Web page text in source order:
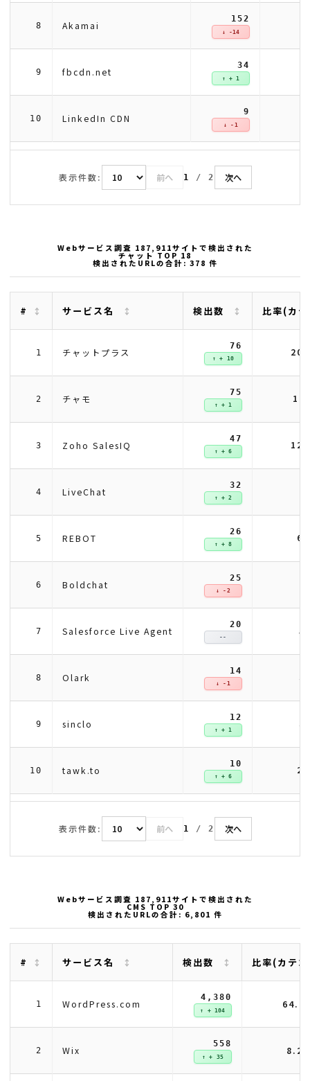
8 Akamai
152
↓ -14
9 fbcdn.net
34
↑ + 1
10 LinkedIn CDN
9
↓ -1
表示件数: 前へ 1 / 2 次へ
Webサービス調査 187,911サイトで検出された
チャット TOP 18
検出されたURLの合計: 378 件
# サービス名 検出数 比率(カ
1 チャットプラス
76
↑ + 10
2 チャモ
75
↑ + 1
3 Zoho SalesIQ
47
↑ + 6
4 LiveChat
32
↑ + 2
5 REBOT
26
↑ + 8
6 Boldchat
25
↓ -2
7 Salesforce Live Agent
20
--
8 Olark
14
↓ -1
9 sinclo
12
↑ + 1
10 tawk.to
10
↑ + 6
表示件数: 前へ 1 / 2 次へ
Webサービス調査 187,911サイトで検出された
CMS TOP 30
検出されたURLの合計: 6,801 件
# サービス名 検出数 比率(カテ
1 WordPress.com
4,380
↑ + 104
2 Wix
558
↑ + 35